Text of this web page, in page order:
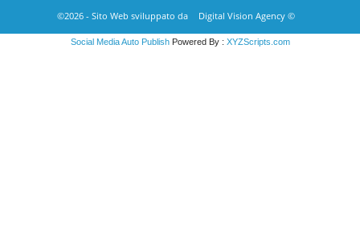
©2026 - Sito Web sviluppato da
Digital Vision Agency ©
Social Media Auto PublishPowered By : XYZScripts.com